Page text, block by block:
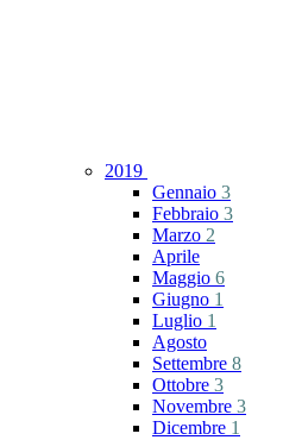
2019
Gennaio 3
Febbraio 3
Marzo 2
Aprile
Maggio 6
Giugno 1
Luglio 1
Agosto
Settembre 8
Ottobre 3
Novembre 3
Dicembre 1